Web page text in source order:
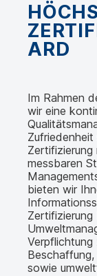
ARD
Im Rahmen
wir eine
messbaren
bieten wir
Zertifizierung
Verpflichtung
sowie